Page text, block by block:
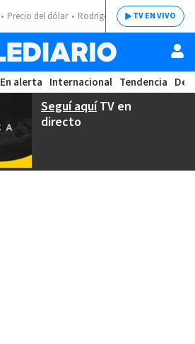
Precio del dólar Rodrigo ChavesTV EN VIVO
En alerta Internacional Tendencia
Seguí aquíTV en
directo